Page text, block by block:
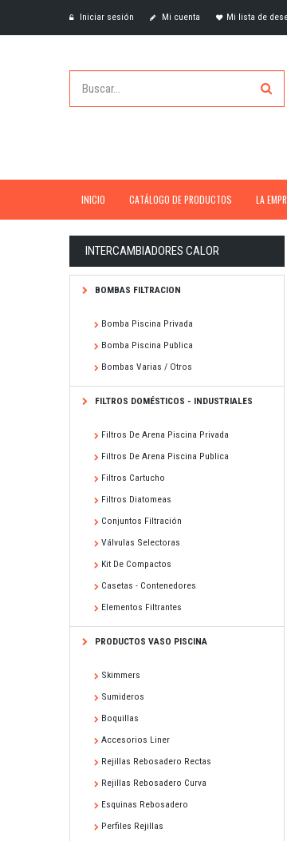
Iniciar sesión Mi cuenta Mi lista de
INICIO CATÁLOGO DE PRODUCTOS LA
INTERCAMBIADORES CALOR
BOMBAS FILTRACION
Bomba Piscina Privada
Bomba Piscina Publica
Bombas Varias / Otros
FILTROS DOMÉSTICOS - INDUSTRIALES
Filtros De Arena Piscina Privada
Filtros De Arena Piscina Publica
Filtros Cartucho
Filtros Diatomeas
Conjuntos Filtración
Válvulas Selectoras
Kit De Compactos
Casetas - Contenedores
Elementos Filtrantes
PRODUCTOS VASO PISCINA
Skimmers
Sumideros
Boquillas
Accesorios Liner
Rejillas Rebosadero Rectas
Rejillas Rebosadero Curva
Esquinas Rebosadero
Perfiles Rejillas